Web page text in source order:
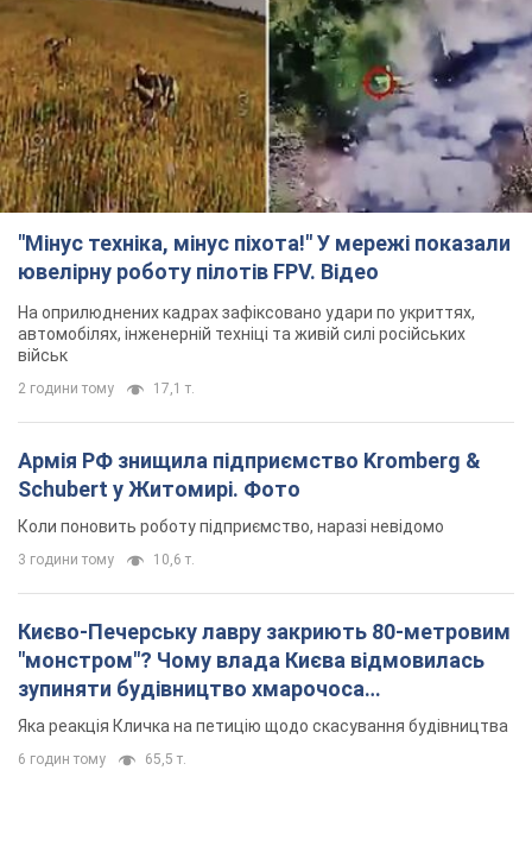
"Мінус техніка, мінус піхота!" У мережі показали
ювелірну роботу пілотів FPV. Відео
На оприлюднених кадрах зафіксовано удари по укриттях,
автомобілях, інженерній техніці та живій силі російських
військ
2 години тому 17,1 т.
Армія РФ знищила підприємство Kromberg &
Schubert у Житомирі. Фото
Коли поновить роботу підприємство, наразі невідомо
3 години тому 10,6 т.
Києво-Печерську лавру закриють 80-метровим
"монстром"? Чому влада Києва відмовилась
зупиняти будівництво хмарочоса
"московського вірянина"
Яка реакція Кличка на петицію щодо скасування будівництва
6 годин тому 65,5 т.